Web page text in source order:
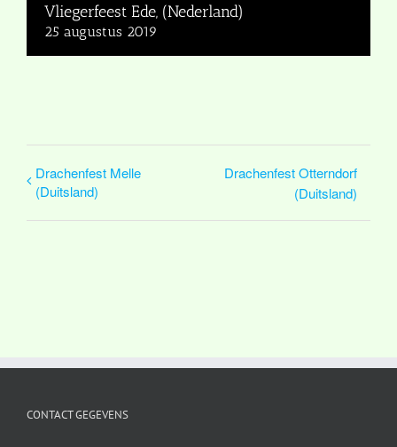
Vliegerfeest Ede, (Nederland)
25 augustus 2019
Drachenfest Melle
(Duitsland)
Drachenfest Otterndorf
(Duitsland)
CONTACT GEGEVENS